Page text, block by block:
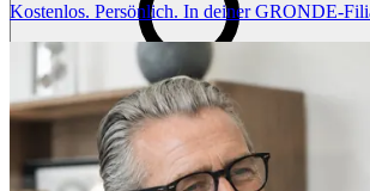
Kostenlos. Persönlich. In deiner GRONDE-